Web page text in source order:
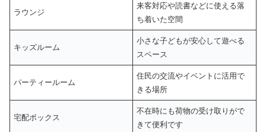
ラウンジ
来客対応や読書などに使える落
ち着いた空間
キッズルーム
小さな子どもが安心して遊べる
スペース
パーティールーム
住民の交流やイベントに活用で
きる場所
宅配ボックス
不在時にも荷物の受け取りがで
きて便利です